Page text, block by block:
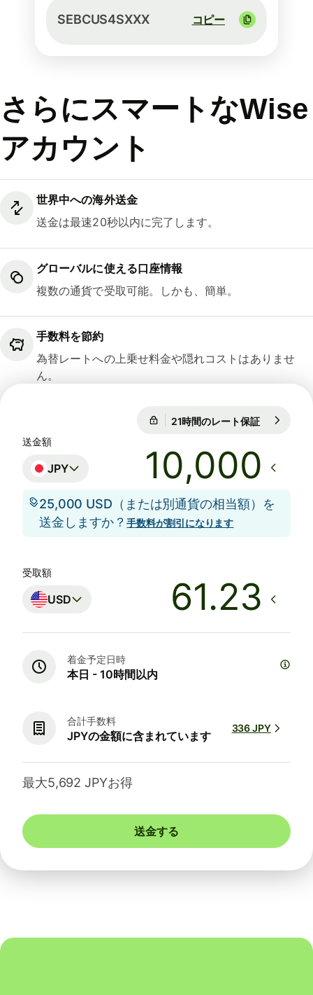
SEBCUS4SXXX コピー
さらにスマートなWise
アカウント
世界中への海外送金
送金は最速20秒以内に完了します。
グローバルに使える口座情報
複数の通貨で受取可能。しかも、簡単。
手数料を節約
為替レートへの上乗せ料金や隠れコストはありませ
ん。
21時間のレート保証
送金額
JPY
25,000 USD（または別通貨の相当額）を
送金しますか？手数料が割引になります
受取額
USD
着金予定日時
本日 - 10時間以内
合計手数料
JPYの金額に含まれています
336 JPY
最大5,692 JPYお得
送金する